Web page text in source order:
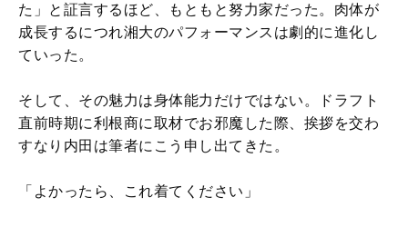
た」と証言するほど、もともと努力家だった。肉体が
成長するにつれ湘大のパフォーマンスは劇的に進化し
ていった。
そして、その魅力は身体能力だけではない。ドラフト
直前時期に利根商に取材でお邪魔した際、挨拶を交わ
すなり内田は筆者にこう申し出てきた。
「よかったら、これ着てください」